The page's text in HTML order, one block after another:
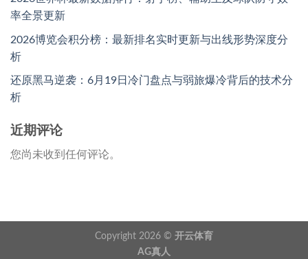
率全景更新
2026博览会积分榜：最新排名实时更新与出线形势深度分
析
还原黑马逆袭：6月19日冷门盘点与弱旅爆冷背后的技术分
析
近期评论
您尚未收到任何评论。
Copyright 2026 © 开云体育
AG真人